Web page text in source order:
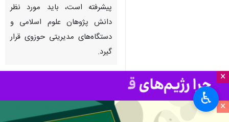
×
×
پیشرفته است، باید مورد نظر
دانش‌ پژوهان علوم اسلامی و
دستگاه‌های مدیریتی حوزوی قرار
گیرد.
اینکه از غافله دانش جهانی باز نمانند،
♿︎